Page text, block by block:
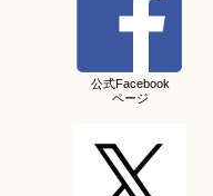
公式Facebook
ページ